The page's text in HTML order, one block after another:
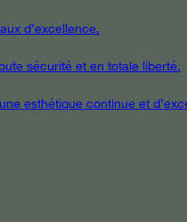
d’excellence.
sécurité et en totale liberté.
esthétique continue et